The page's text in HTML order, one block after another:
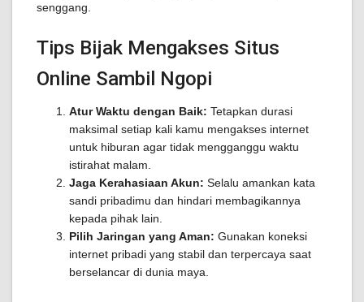
senggang.
Tips Bijak Mengakses Situs
Online Sambil Ngopi
Atur Waktu dengan Baik: Tetapkan durasi
maksimal setiap kali kamu mengakses internet
untuk hiburan agar tidak mengganggu waktu
istirahat malam.
Jaga Kerahasiaan Akun: Selalu amankan kata
sandi pribadimu dan hindari membagikannya
kepada pihak lain.
Pilih Jaringan yang Aman: Gunakan koneksi
internet pribadi yang stabil dan terpercaya saat
berselancar di dunia maya.